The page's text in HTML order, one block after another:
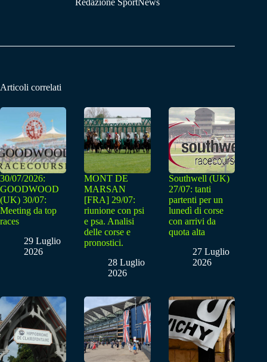
Articoli correlati
30/07/2026:
GOODWOOD
(UK) 30/07:
Meeting da top
races
29 Luglio
2026
MONT DE
MARSAN
[FRA] 29/07:
riunione con psi
e psa. Analisi
delle corse e
pronostici.
28 Luglio
2026
Southwell (UK)
27/07: tanti
partenti per un
lunedì di corse
con arrivi da
quota alta
27 Luglio
2026